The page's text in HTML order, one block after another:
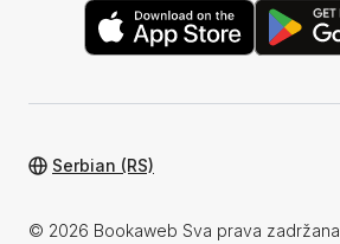
© 2026 Bookaweb Sva prava zadržana
Serbian (RS)